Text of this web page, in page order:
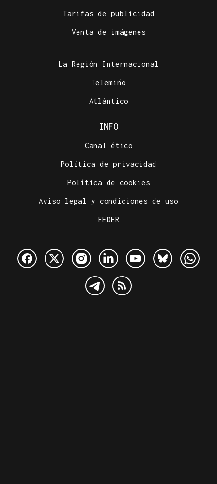
Tarifas de publicidad
Venta de imágenes
La Región Internacional
Telemiño
Atlántico
INFO
Canal ético
Política de privacidad
Política de cookies
Aviso legal y condiciones de uso
FEDER